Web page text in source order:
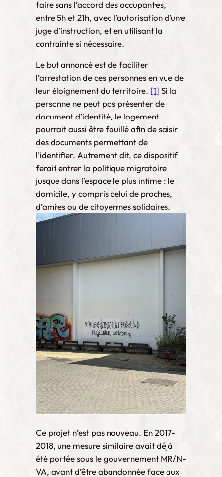
faire sans l’accord des occupant·es,
entre 5h et 21h, avec l’autorisation d’un·e
juge d’instruction, et en utilisant la
contrainte si nécessaire.
Le but annoncé est de faciliter
l’arrestation de ces personnes en vue de
leur éloignement du territoire. [1] Si la
personne ne peut pas présenter de
document d’identité, le logement
pourrait aussi être fouillé afin de saisir
des documents permettant de
l’identifier. Autrement dit, ce dispositif
ferait entrer la politique migratoire
jusque dans l’espace le plus intime : le
domicile, y compris celui de proches,
d’ami·es ou de citoyen·nes solidaires.
Ce projet n’est pas nouveau. En 2017-
2018, une mesure similaire avait déjà
été portée sous le gouvernement MR/N-
VA, avant d’être abandonnée face aux